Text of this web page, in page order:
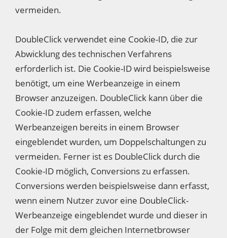
vermeiden.
DoubleClick verwendet eine Cookie-ID, die zur
Abwicklung des technischen Verfahrens
erforderlich ist. Die Cookie-ID wird beispielsweise
benötigt, um eine Werbeanzeige in einem
Browser anzuzeigen. DoubleClick kann über die
Cookie-ID zudem erfassen, welche
Werbeanzeigen bereits in einem Browser
eingeblendet wurden, um Doppelschaltungen zu
vermeiden. Ferner ist es DoubleClick durch die
Cookie-ID möglich, Conversions zu erfassen.
Conversions werden beispielsweise dann erfasst,
wenn einem Nutzer zuvor eine DoubleClick-
Werbeanzeige eingeblendet wurde und dieser in
der Folge mit dem gleichen Internetbrowser